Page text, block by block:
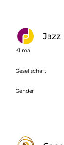
Klima
Gesellschaft
Gender